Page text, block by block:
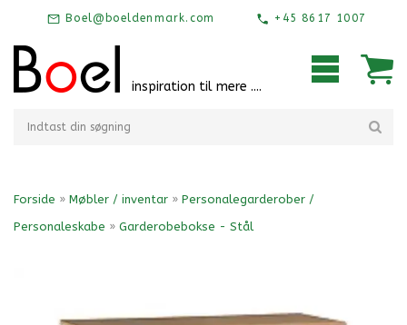
+45 8617 1007
Boel@boeldenmark.com
inspiration til mere ....
Forside » Møbler / inventar » Personalegarderober /
Personaleskabe » Garderobebokse - Stål